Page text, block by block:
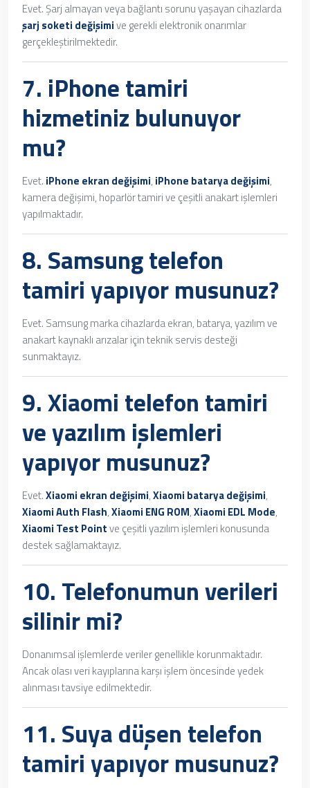
Evet. Şarj almayan veya bağlantı sorunu yaşayan cihazlarda
şarj soketi değişimive gerekli elektronik onarımlar
gerçekleştirilmektedir.
7. iPhone tamiri
hizmetiniz bulunuyor
mu?
Evet. iPhone ekran değişimi, iPhone batarya değişimi,
kamera değişimi, hoparlör tamiri ve çeşitli anakart işlemleri
yapılmaktadır.
8. Samsung telefon
tamiriyapıyor musunuz?
Evet. Samsung marka cihazlarda ekran, batarya, yazılım ve
anakart kaynaklı arızalar için teknik servis desteği
sunmaktayız.
9.Xiaomi telefon tamiri
ve yazılım işlemleri
yapıyor musunuz?
Evet.Xiaomi ekran değişimi,Xiaomi batarya değişimi,
Xiaomi Auth Flash,Xiaomi ENG ROM,Xiaomi EDL Mode,
Xiaomi Test Pointve çeşitli yazılım işlemleri konusunda
destek sağlamaktayız.
10. Telefonumun verileri
silinir mi?
Donanımsal işlemlerde veriler genellikle korunmaktadır.
Ancak olası veri kayıplarına karşı işlem öncesinde yedek
alınması tavsiye edilmektedir.
11. Suya düşen telefon
tamiriyapıyor musunuz?